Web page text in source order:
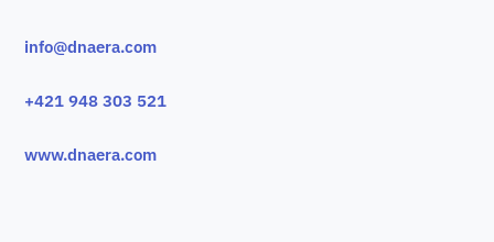
info@dnaera.com
+421 948 303 521
www.dnaera.com